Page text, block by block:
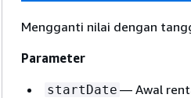
Mengganti nilai dengan
Parameter
startDate — Awal